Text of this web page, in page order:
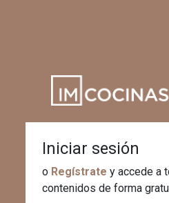
Iniciar sesión
o Regístrate y accede a
contenidos de forma